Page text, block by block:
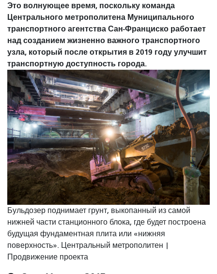
Это волнующее время, поскольку команда
Центрального метрополитена Муниципального
транспортного агентства Сан-Франциско работает
над созданием жизненно важного транспортного
узла, который после открытия в 2019 году улучшит
транспортную доступность города.
Бульдозер поднимает грунт, выкопанный из самой
нижней части станционного блока, где будет построена
будущая фундаментная плита или «нижняя
поверхность». Центральный метрополитен |
Продвижение проекта